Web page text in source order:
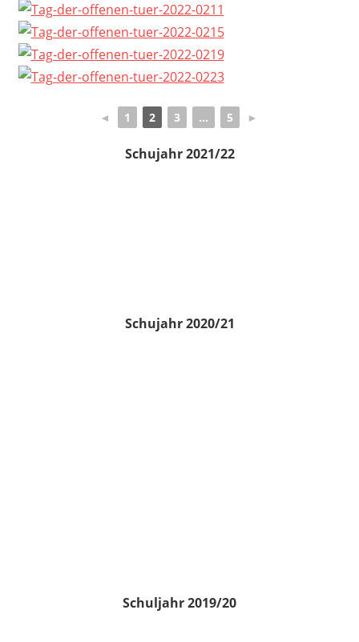
◄ 1 2 3 ... 5 ►
Schujahr 2021/22
Schujahr 2020/21
Schuljahr 2019/20